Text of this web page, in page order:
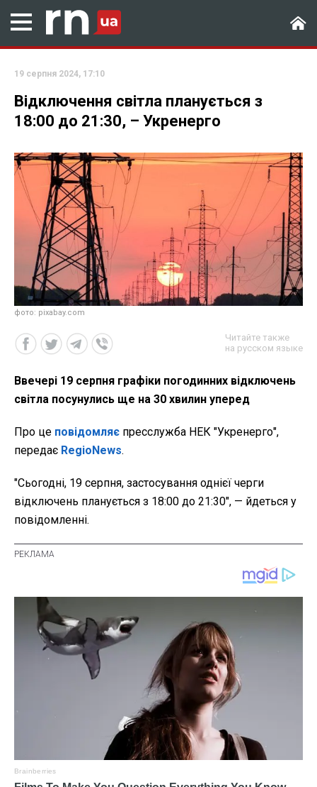
19 серпня 2024, 17:10
Відключення світла планується з
18:00 до 21:30, – Укренерго
фото: pixabay.com
Читайте также
на русском языке
Ввечері 19 серпня графіки погодинних відключень
світла посунулись ще на 30 хвилин уперед
Про це повідомляє пресслужба НЕК "Укренерго",
передає RegioNews.
"Сьогодні, 19 серпня, застосування однієї черги
відключень планується з 18:00 до 21:30", — йдеться у
повідомленні.